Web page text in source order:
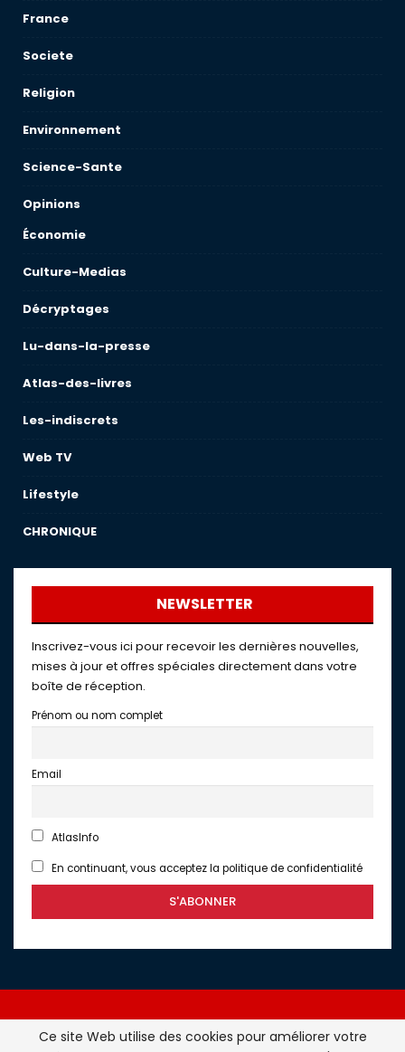
France
Societe
Religion
Environnement
Science-Sante
Opinions
Économie
Culture-Medias
Décryptages
Lu-dans-la-presse
Atlas-des-livres
Les-indiscrets
Web TV
Lifestyle
CHRONIQUE
NEWSLETTER
Inscrivez-vous ici pour recevoir les dernières nouvelles,
mises à jour et offres spéciales directement dans votre
boîte de réception.
Prénom ou nom complet
Email
AtlasInfo
En continuant, vous acceptez la politique de confidentialité
Ce site Web utilise des cookies pour améliorer votre